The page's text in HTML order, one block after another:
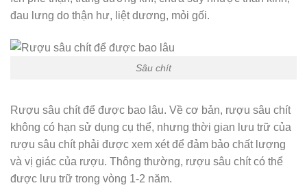
đau lưng do thận hư, liệt dương, mỏi gối.
Sâu chít
Rượu sâu chít để được bao lâu. Về cơ bản, rượu sâu chít
không có hạn sử dụng cụ thể, nhưng thời gian lưu trữ của
rượu sâu chít phải được xem xét để đảm bảo chất lượng
và vị giác của rượu. Thông thường, rượu sâu chít có thể
được lưu trữ trong vòng 1-2 năm.